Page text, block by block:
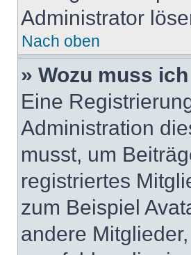
Administrator
Nach oben
» Wozu muss
Eine
Administration
musst, um
registriertes
zum Beispiel
andere